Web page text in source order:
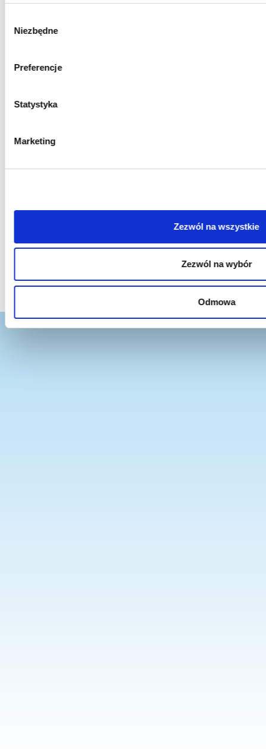
zgody
Niezbędne
Preferencje
Statystyka
Marketing
Zezwól na wszystkie
Zezwól na wybór
Odmowa
Wszelkie materiały (treści, teksty, ilustracje, zdjęcia itp.) przedstawione w obrębie
ujednolicony: Dz.U. 2006 nr 90 poz. 631). Kopiowanie, przetwarzanie,
zabronione.